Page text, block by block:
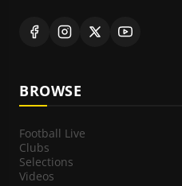
BROWSE
Football Live
Clubs
Selections
Videos